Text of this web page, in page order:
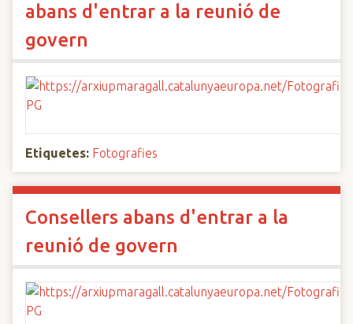
abans d'entrar a la reunió de
govern
Etiquetes: Fotografies
Consellers abans d'entrar a la
reunió de govern